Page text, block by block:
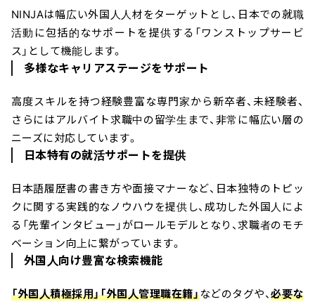
NINJAは幅広い外国人人材をターゲットとし、日本での就職
活動に包括的なサポートを提供する「ワンストップサービ
ス」として機能します。
多様なキャリアステージをサポート
高度スキルを持つ経験豊富な専門家から新卒者、未経験者、
さらにはアルバイト求職中の留学生まで、非常に幅広い層の
ニーズに対応しています。
日本特有の就活サポートを提供
日本語履歴書の書き方や面接マナーなど、日本独特のトピッ
クに関する実践的なノウハウを提供し、成功した外国人によ
る「先輩インタビュー」がロールモデルとなり、求職者のモチ
ベーション向上に繋がっています。
外国人向け豊富な検索機能
「外国人積極採用」「外国人管理職在籍」などのタグや、必要な